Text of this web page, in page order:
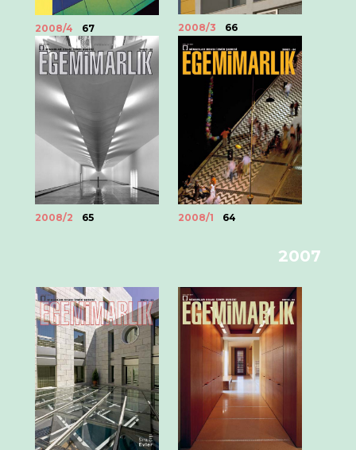
2007
2008/4 67 2008/3 66
2008/2 65 2008/1 64